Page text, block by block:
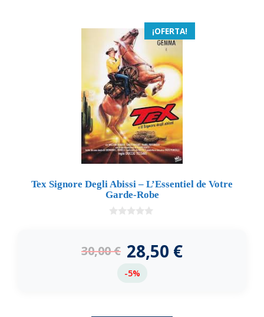
¡OFERTA!
Tex Signore Degli Abissi – L’Essentiel de Votre
Garde-Robe
5
30,00€ 28,50 €
-5%